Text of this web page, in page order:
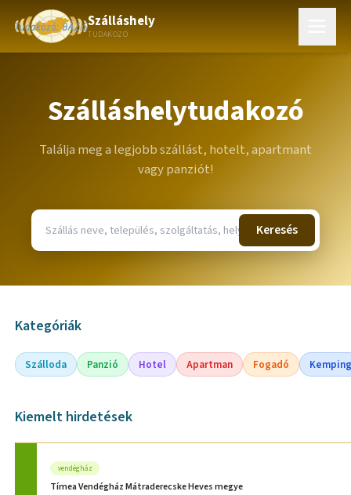
Szálláshely
TUDAKOZÓ
Szálláshelytudakozó
Találja meg a legjobb szállást, hotelt, apartmant
vagy panziót!
Keresés
Kategóriák
Szálloda Panzió Hotel Apartman Fogadó
Kiemelt hirdetések
vendégház
Tímea Vendégház Mátraderecske Heves megye